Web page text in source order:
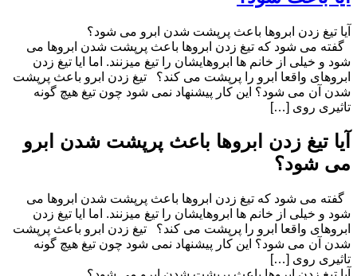
آیا تیغ زدن ابروها باعث پرپشت شدن ابرو می شود؟
گفته می شود که تیغ زدن ابروها باعث پرپشت شدن ابروها می
شود و خیلی از خانم ها ابروهایشان را تیغ میزنند. اما ایا تیغ زدن
ابروهای واقعا ابرو را پرپشت می کند؟ تیغ زدن ابرو باعث پرپشت
شدن آن می شود؟ این کار پیشنهاد نمی شود چون تیغ هیچ گونه
تاثیری روی […]
آیا تیغ زدن ابروها باعث پرپشت شدن ابرو
می شود؟
گفته می شود که تیغ زدن ابروها باعث پرپشت شدن ابروها می
شود و خیلی از خانم ها ابروهایشان را تیغ میزنند. اما ایا تیغ زدن
ابروهای واقعا ابرو را پرپشت می کند؟ تیغ زدن ابرو باعث پرپشت
شدن آن می شود؟ این کار پیشنهاد نمی شود چون تیغ هیچ گونه
تاثیری روی […]